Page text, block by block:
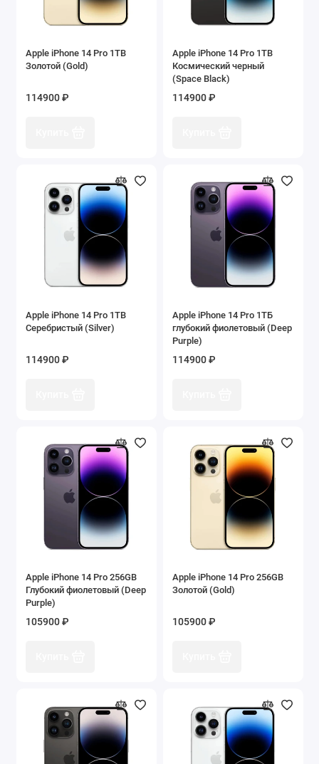
Apple iPhone 14 Pro 1TB
Золотой (Gold)
114900 ₽
Apple iPhone 14 Pro 1TB
Космический черный
(Space Black)
114900 ₽
Apple iPhone 14 Pro 1TB
Серебристый (Silver)
114900 ₽
Apple iPhone 14 Pro 1ТБ
глубокий фиолетовый (Deep
Purple)
114900 ₽
Apple iPhone 14 Pro 256GB
Глубокий фиолетовый (Deep
Purple)
105900 ₽
Apple iPhone 14 Pro 256GB
Золотой (Gold)
105900 ₽